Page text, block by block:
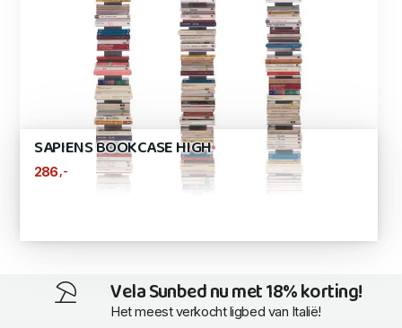
SAPIENS BOOKCASE HIGH
286 ,-
Vela Sunbed nu met 18% korting!
Het meest verkocht ligbed van Italië!